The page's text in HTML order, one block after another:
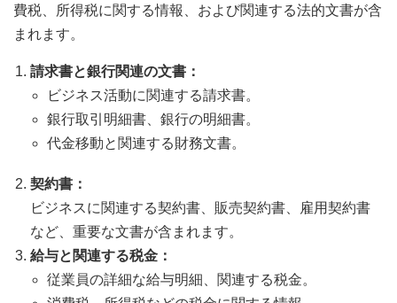
費税、所得税に関する情報、および関連する法的文書が含
まれます。
請求書と銀行関連の文書：
ビジネス活動に関連する請求書。
銀行取引明細書、銀行の明細書。
代金移動と関連する財務文書。
契約書：
ビジネスに関連する契約書、販売契約書、雇用契約書
など、重要な文書が含まれます。
給与と関連する税金：
従業員の詳細な給与明細、関連する税金。